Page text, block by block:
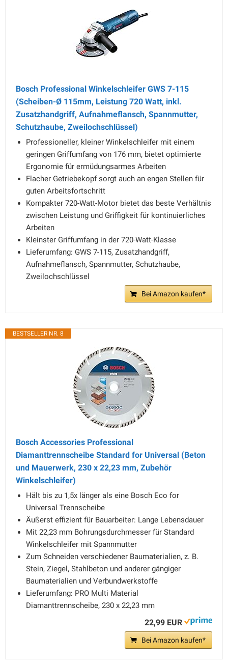
Bosch Professional Winkelschleifer GWS 7-115
(Scheiben-Ø 115mm, Leistung 720 Watt, inkl.
Zusatzhandgriff, Aufnahmeflansch, Spannmutter,
Schutzhaube, Zweilochschlüssel)
Professioneller, kleiner Winkelschleifer mit einem
geringen Griffumfang von 176 mm, bietet optimierte
Ergonomie für ermüdungsarmes Arbeiten
Flacher Getriebekopf sorgt auch an engen Stellen für
guten Arbeitsfortschritt
Kompakter 720-Watt-Motor bietet das beste Verhältnis
zwischen Leistung und Griffigkeit für kontinuierliches
Arbeiten
Kleinster Griffumfang in der 720-Watt-Klasse
Lieferumfang: GWS 7-115, Zusatzhandgriff,
Aufnahmeflansch, Spannmutter, Schutzhaube,
Zweilochschlüssel
Bei Amazon kaufen*
BESTSELLER NR. 8
Bosch Accessories Professional
Diamanttrennscheibe Standard for Universal (Beton
und Mauerwerk, 230 x 22,23 mm, Zubehör
Winkelschleifer)
Hält bis zu 1,5x länger als eine Bosch Eco for
Universal Trennscheibe
Äußerst effizient für Bauarbeiter: Lange Lebensdauer
Mit 22,23 mm Bohrungsdurchmesser für Standard
Winkelschleifer mit Spannmutter
Zum Schneiden verschiedener Baumaterialien, z. B.
Stein, Ziegel, Stahlbeton und anderer gängiger
Baumaterialien und Verbundwerkstoffe
Lieferumfang: PRO Multi Material
Diamanttrennscheibe, 230 x 22,23 mm
22,99 EUR
Bei Amazon kaufen*